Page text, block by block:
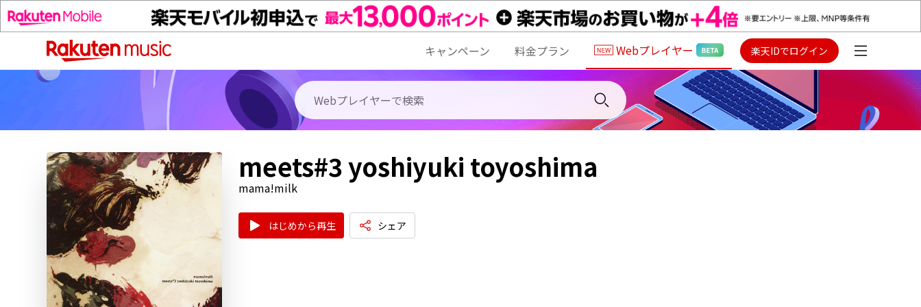
キャンペーン 料金プラン Webプレイヤー 楽天IDでログイン
meets#3 yoshiyuki toyoshima
mama!milk
はじめから再生 シェア